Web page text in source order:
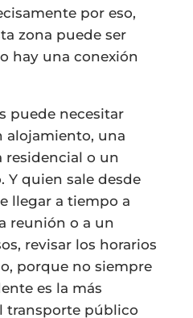
por eso,
zona puede ser
hay una conexión
puede necesitar
alojamiento, una
residencial o un
Y quien sale desde
llegar a tiempo a
reunión o a un
revisar los horarios
porque no siempre
es la más
transporte público